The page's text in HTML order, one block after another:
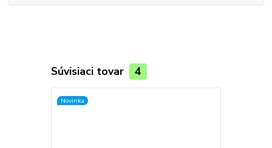
Súvisiaci tovar 4
Novinka